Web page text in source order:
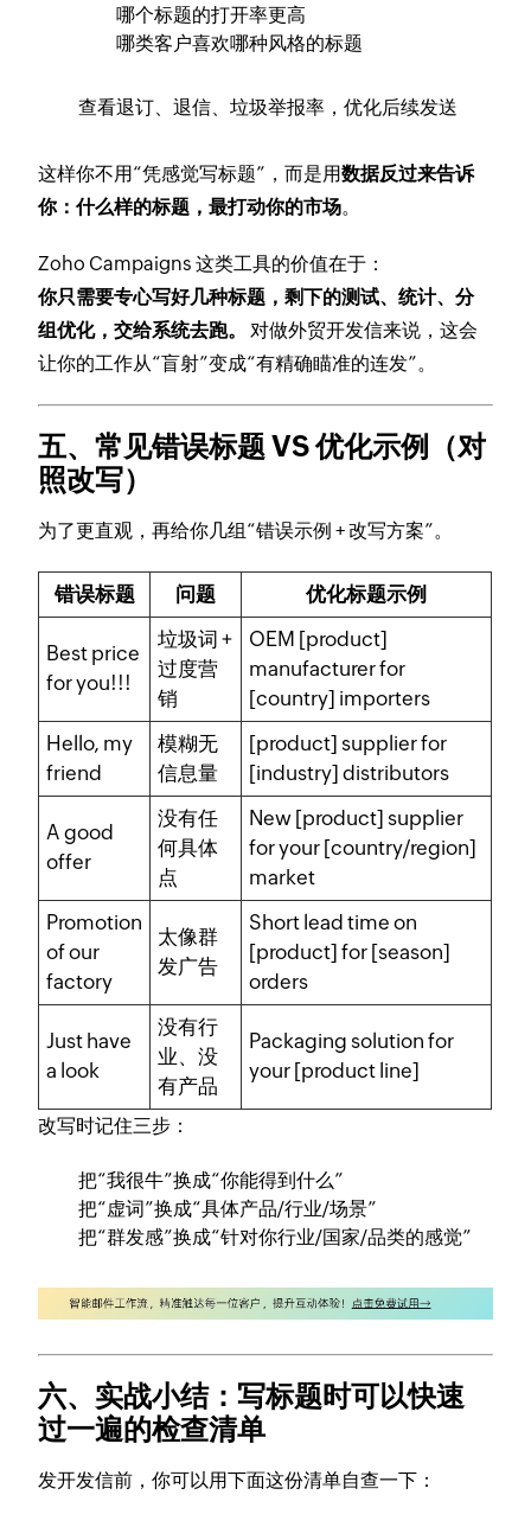
哪个标题的打开率更高
哪类客户喜欢哪种风格的标题
查看退订、退信、垃圾举报率，优化后续发送
这样你不用“凭感觉写标题”，而是用数据反过来告诉
你：什么样的标题，最打动你的市场。
Zoho Campaigns 这类工具的价值在于：
你只需要专心写好几种标题，剩下的测试、统计、分
组优化，交给系统去跑。
对做外贸开发信来说，这会
让你的工作从“盲射”变成“有精确瞄准的连发”。
五、常见错误标题 VS 优化示例（对
照改写）
为了更直观，再给你几组“错误示例 + 改写方案”。
错误标题 问题 优化标题示例
Best price
for you!!!
垃圾词 +
过度营
销
OEM [product]
manufacturer for
[country] importers
Hello, my
friend
模糊无
信息量
[product] supplier for
[industry] distributors
A good
offer
没有任
何具体
点
New [product] supplier
for your [country/region]
market
Promotion
of our
factory
太像群
发广告
Short lead time on
[product] for [season]
orders
Just have
a look
没有行
业、没
有产品
Packaging solution for
your [product line]
改写时记住三步：
把“我很牛”换成“你能得到什么”
把“虚词”换成“具体产品/行业/场景”
把“群发感”换成“针对你行业/国家/品类的感觉”
六、实战小结：写标题时可以快速
过一遍的检查清单
发开发信前，你可以用下面这份清单自查一下：